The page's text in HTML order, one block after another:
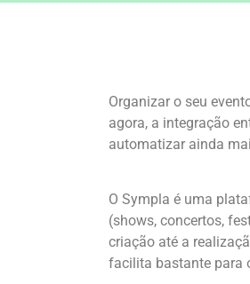
Organizar o seu
agora, a integração
automatizar ainda
O Sympla é uma
(shows, concertos,
criação até a
facilita bastante para